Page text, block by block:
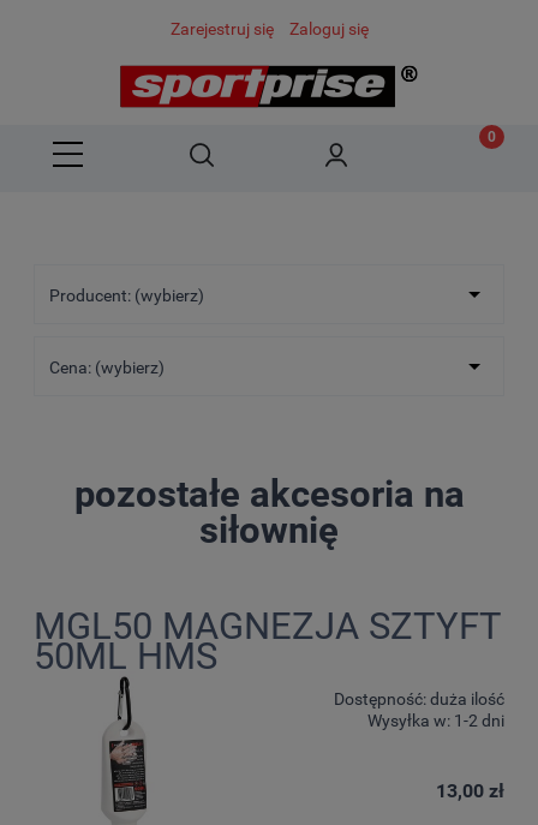
Zarejestruj się Zaloguj się
Producent: (wybierz)
Cena: (wybierz)
pozostałe akcesoria na
siłownię
MGL50 MAGNEZJA SZTYFT
50ML HMS
Dostępność:duża ilość
Wysyłka w: 1-2 dni
13,00 zł